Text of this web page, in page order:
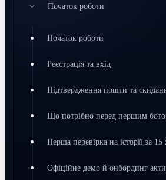
Початок роботи
Початок роботи
Реєстрація та вхід
Підтвердження пошти та
Що потрібно перед першим
Перша перевірка на історії за
Офіційне демо й онбординг